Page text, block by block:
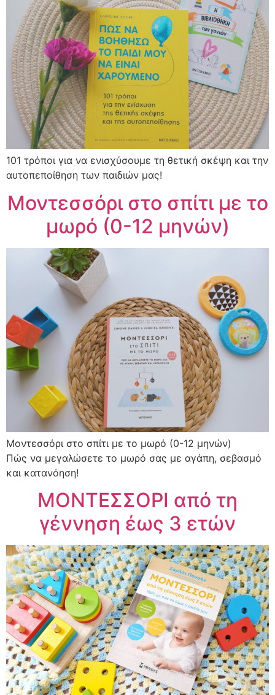
101 τρόποι για να ενισχύσουμε τη θετική σκέψη και την
αυτοπεποίθηση των παιδιών μας!
Μοντεσσόρι στο σπίτι με το
μωρό (0-12 μηνών)
Μοντεσσόρι στο σπίτι με το μωρό (0-12 μηνών)
Πώς να μεγαλώσετε το μωρό σας με αγάπη, σεβασμό
και κατανόηση!
ΜΟΝΤΕΣΣΟΡΙ από τη
γέννηση έως 3 ετών